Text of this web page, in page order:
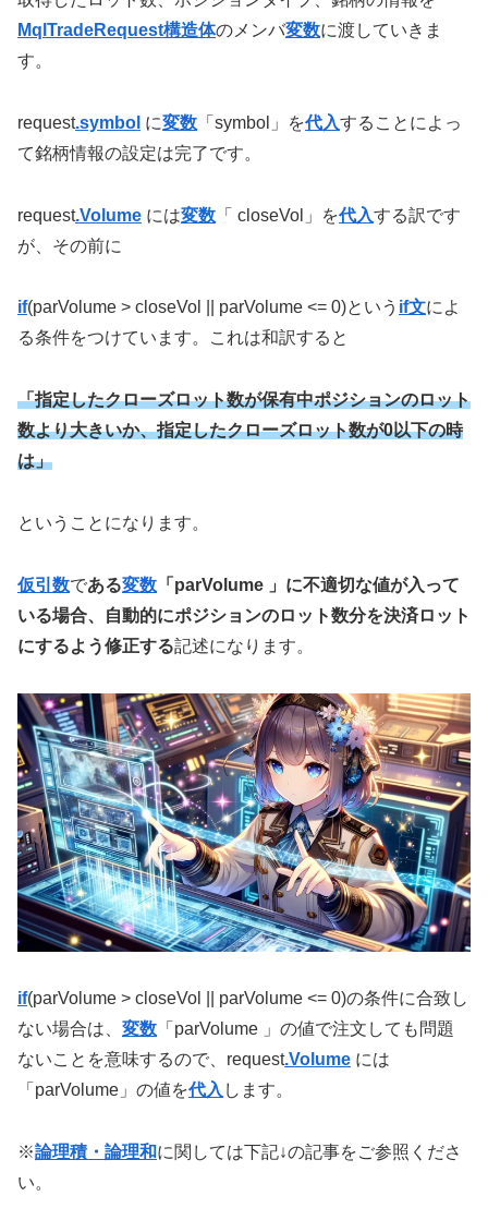
MqlTradeRequest構造体のメンバ変数に渡していきま
す。
request.symbol に変数 「symbol」を代入することによっ
て銘柄情報の設定は完了です。
request.Volume には変数 「 closeVol」を代入する訳です
が、その前に
if(parVolume > closeVol || parVolume <= 0)という if文によ
る条件をつけています。これは和訳すると
「指定したクローズロット数が保有中ポジションのロット
数より大きいか、指定したクローズロット数が0以下の時
は」
ということになります。
仮引数である変数 「parVolume 」に不適切な値が入って
いる場合、自動的にポジションのロット数分を決済ロット
にするよう修正する記述になります。
if(parVolume > closeVol || parVolume <= 0)の条件に合致し
ない場合は、 変数 「parVolume 」の値で注文しても問題
ないことを意味するので、request.Volume には
「parVolume」の値を代入 します。
※論理積・論理和に関しては下記↓の記事をご参照くださ
い。